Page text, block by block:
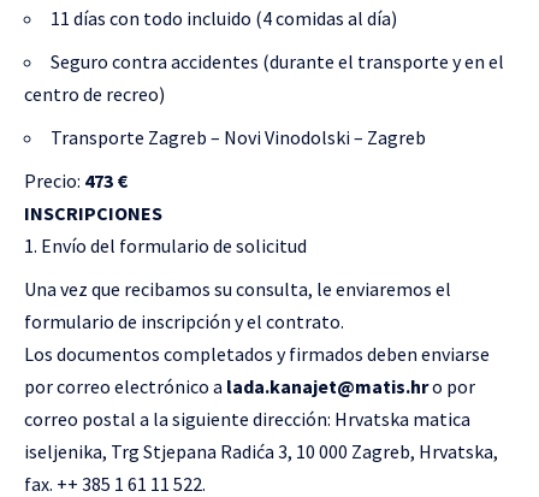
11 días con todo incluido (4 comidas al día)
Seguro contra accidentes (durante el transporte y en el
centro de recreo)
Transporte Zagreb – Novi Vinodolski – Zagreb
Precio: 473 €
INSCRIPCIONES
Envío del formulario de solicitud
Una vez que recibamos su consulta, le enviaremos el
formulario de inscripción y el contrato.
Los documentos completados y firmados deben enviarse
por correo electrónico a lada.kanajet@matis.hro por
correo postal a la siguiente dirección: Hrvatska matica
iseljenika, Trg Stjepana Radića 3, 10 000 Zagreb, Hrvatska,
fax. ++ 385 1 61 11 522.